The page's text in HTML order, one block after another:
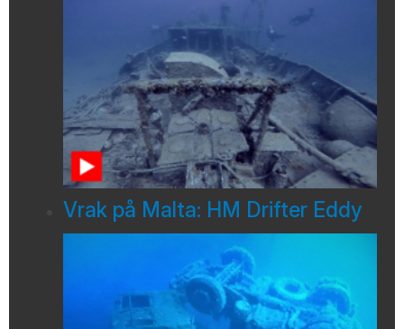
Vrak på Malta: HM Drifter Eddy